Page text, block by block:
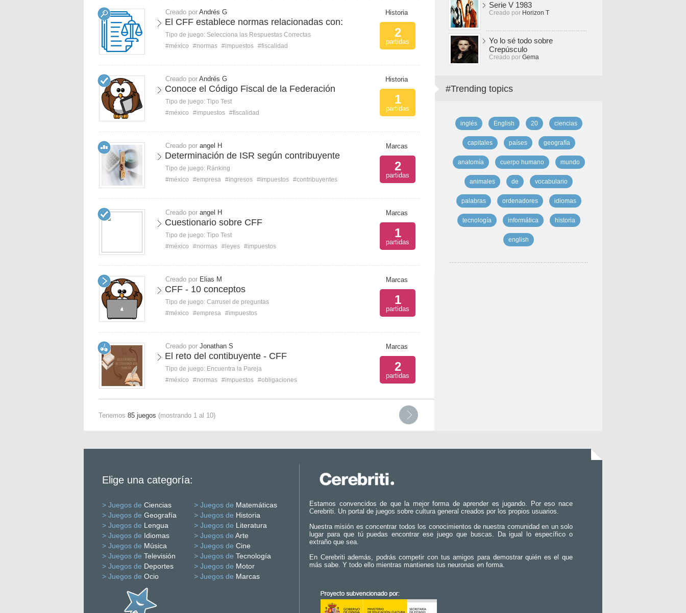
Creado por Andrés G
El CFF establece normas relacionadas con:
Tipo de juego: Selecciona las Respuestas Correctas
#méxico
#normas #impuestos #fiscalidad
Historia
2
partidas
Creado por Andrés G
Conoce el Código Fiscal de la Federación
Tipo de juego: Tipo Test
#méxico
#impuestos #fiscalidad
Historia
1
partidas
Creado por angel H
Determinación de ISR según contribuyente
Tipo de juego: Ránking
#méxico
#empresa #ingresos #impuestos #contribuyentes
Marcas
2
partidas
Creado por angel H
Cuestionario sobre CFF
Tipo de juego: Tipo Test
#méxico
#normas #leyes #impuestos
Marcas
1
partidas
Creado por Elias M
CFF - 10 conceptos
Tipo de juego: Carrusel de preguntas
#méxico
#empresa #impuestos
Marcas
1
partidas
Creado por Jonathan S
El reto del contibuyente - CFF
Tipo de juego: Encuentra la Pareja
#méxico
#normas #impuestos #obligaciones
Marcas
2
partidas
Tenemos 85 juegos (mostrando 1 al 10)
Serie V 1983
Creado por Horizon T
Yo lo sé todo sobre
Crepúsculo
Creado por Gema
#Trending topics
inglés English 20 ciencias
capitales países geografía
anatomía cuerpo humano mundo
animales de vocabulario
palabras ordenadores idiomas
tecnología informática historia
english
Elige una categoría:
> Juegos de Ciencias > Juegos de Matemáticas
> Juegos de Geografía > Juegos de Historia
> Juegos de Lengua > Juegos de Literatura
> Juegos de Idiomas > Juegos de Arte
> Juegos de Música > Juegos de Cine
> Juegos de Televisión > Juegos de Tecnología
> Juegos de Deportes > Juegos de Motor
> Juegos de Ocio > Juegos de Marcas
Estamos convencidos de que la mejor forma de aprender es jugando. Por eso nace
Cerebriti. Un portal de juegos sobre cultura general creados por los propios usuarios.
Nuestra misión es concentrar todos los conocimientos de nuestra comunidad en un solo
lugar para que tú puedas encontrar ese juego que buscas. Da igual lo específico o
extraño que sea.
En Cerebriti además, podrás competir con tus amigos para demostrar quién es el que
más sabe. Y todo ello mientras mantienes tus neuronas en forma.